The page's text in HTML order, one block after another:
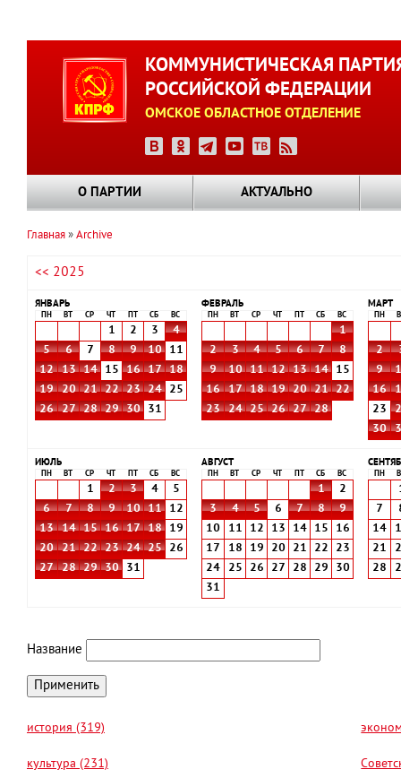
КОММУНИСТИЧЕСКАЯ
РОССИЙСКОЙ ФЕДЕРАЦИИ
ОМСКОЕ ОБЛАСТНОЕ ОТДЕЛЕНИЕ
О ПАРТИИ АКТУАЛЬНО
навигации
Главная Archive
<< 2025
ЯНВАРЬ
ПН ВТ СР ЧТ СБ ВС
1 2 3
4
5
6 7 8 9 10
11
12
13 14 15 16 17
18
19
20 21 22 23 24
25
26
27 28 29 30 31
ФЕВРАЛЬ
ПН ВТ СР ЧТ СБ ВС
1
2
3 4 5 6 7
8
9
10 11 12 13 14
15
16
17 18 19 20 21
22
23
24 25 26 27 28
МАРТ
ПН
2
9
16
23
30
ИЮЛЬ
ПН ВТ СР ЧТ СБ ВС
1 2 3 4
5
6
7 8 9 10 11
12
13
14 15 16 17 18
19
20
21 22 23 24 25
26
27
28 29 30 31
АВГУСТ
ПН ВТ СР ЧТ СБ ВС
1
2
3
4 5 6 7 8
9
10
11 12 13 14 15
16
17
18 19 20 21 22
23
24
25 26 27 28 29
30
31
ПН
7
14
21
28
Название
история (319)
культура (231)